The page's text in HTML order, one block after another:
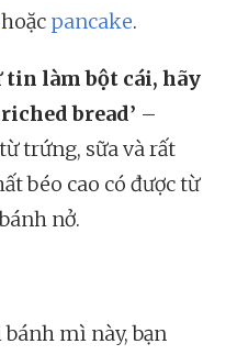
hoặc pancake.
tin làm bột cái, hãy
bread’ –
trứng, sữa và rất
béo cao có được từ
nở.
mì này, bạn